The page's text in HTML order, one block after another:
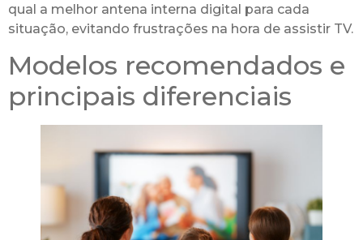
qual a melhor antena interna digital para cada
situação, evitando frustrações na hora de assistir TV.
Modelos recomendados e
principais diferenciais